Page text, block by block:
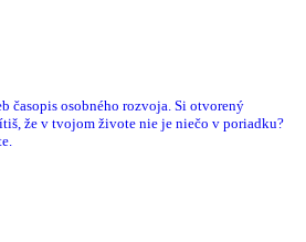
časopis osobného rozvoja. Si otvorený
že v tvojom živote nie je niečo v poriadku?